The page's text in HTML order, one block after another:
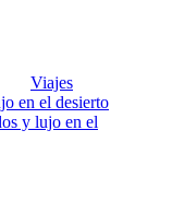
Viajes
en el desierto
y lujo en el